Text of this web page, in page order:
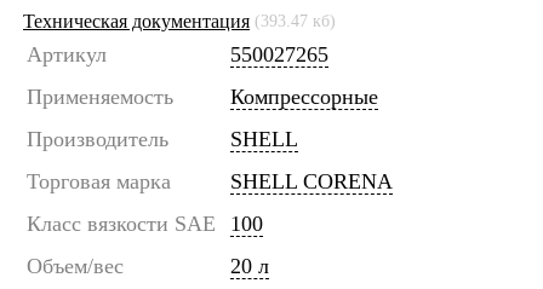
Техническая документация (393.47 кб)
Артикул
550027265
Применяемость
Компрессорные
Производитель
SHELL
Торговая марка
SHELL CORENA
Класс вязкости SAE
100
Объем/вес
20 л